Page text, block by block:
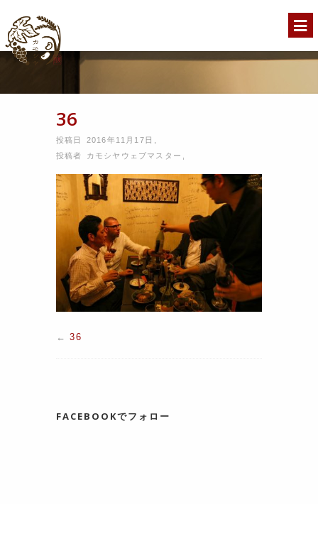
36
投稿日 2016年11月17日
投稿者 カモシヤウェブマスター
←36
FACEBOOKでフォロー